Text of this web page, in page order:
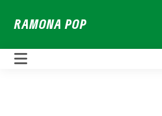
zumRAMONA POP